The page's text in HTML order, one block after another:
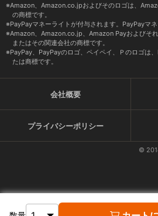
Amazon、Amazon.co.jpおよびそのロゴは、
の商標です。
PayPayマネーライトが付与されます。PayPayマ
Amazon、Amazon.co.jp、Amazon Payおよびそ
またはその関連会社の商標です。
PayPay、PayPayのロゴ、ペイペイ、Ｐのロゴは
たは商標です。
会社概要
プライバシーポリシー
©